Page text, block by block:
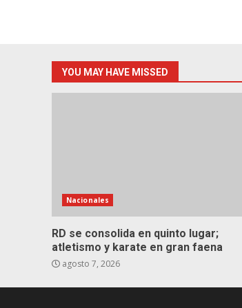
YOU MAY HAVE MISSED
Nacionales
RD se consolida en quinto lugar;
atletismo y karate en gran faena
agosto 7, 2026